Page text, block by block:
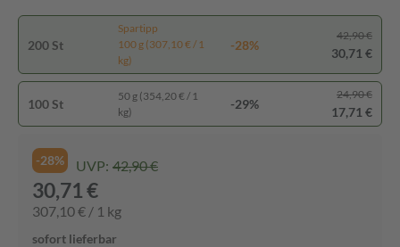
200 St
Spartipp
100 g (307,10 € / 1
kg)
-28%
42,90 €
30,71 €
100 St
50 g (354,20 € / 1
kg)
-29%
24,90 €
17,71 €
-28% UVP: 42,90 €
30,71 €
307,10 € / 1 kg
sofort lieferbar